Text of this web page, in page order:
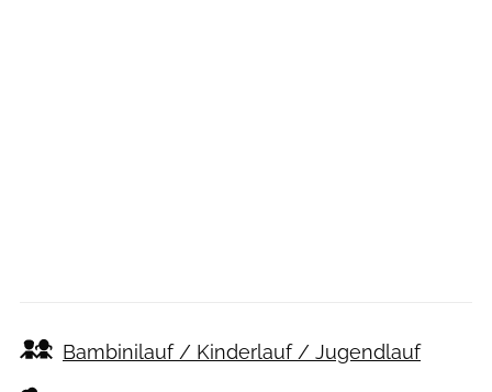
Bambinilauf / Kinderlauf / Jugendlauf